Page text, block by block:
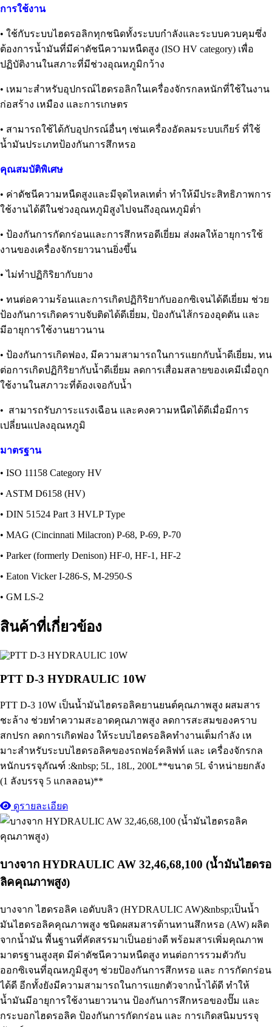
การใช้งาน
• ใช้กับระบบไฮดรอลิกทุกชนิดทั้งระบบกำลังและระบบควบคุมซึ่ง
ต้องการน้ำมันที่มีค่าดัชนีความหนืดสูง (ISO HV category) เพื่อ
ปฏิบัติงานในสภาะที่มีช่วงอุณหภูมิกว้าง
• เหมาะสำหรับอุปกรณ์ไฮดรอลิกในเครื่องจักรกลหนักที่ใช้ในงาน
ก่อสร้าง เหมือง และการเกษตร
• สามารถใช้ได้กับอุปกรณ์อื่นๆ เช่นเครื่องอัดลมระบบเกียร์ ที่ใช้
น้ำมันประเภทป้องกันการสึกหรอ
คุณสมบัติพิเศษ
• ค่าดัชนีความหนืดสูงและมีจุดไหลเทต่ำ ทำให้มีประสิทธิภาพการ
ใช้งานได้ดีในช่วงอุณหภูมิสูงไปจนถึงอุณหภูมิต่ำ
• ป้องกันการกัดกร่อนและการสึกหรอดีเยี่ยม ส่งผลให้อายุการใช้
งานของเครื่องจักรยาวนานยิ่งขึ้น
• ไม่ทำปฏิกิริยากับยาง
• ทนต่อความร้อนและการเกิดปฏิกิริยากับออกซิเจนได้ดีเยี่ยม ช่วย
ป้องกันการเกิดคราบจับติดได้ดีเยี่ยม, ป้องกันไส้กรองอุดตัน และ
มีอายุการใช้งานยาวนาน
• ป้องกันการเกิดฟอง, มีความสามารถในการแยกกับน้ำดีเยี่ยม, ทน
ต่อการเกิดปฏิกิริยากับน้ำดีเยี่ยม ลดการเสื่อมสลายของเคมีเมื่อถูก
ใช้งานในสภาวะที่ต้องเจอกับน้ำ
• สามารถรับภาระแรงเฉือน และคงความหนืดได้ดีเมื่อมีการ
เปลี่ยนแปลงอุณหภูมิ
มาตรฐาน
• ISO 11158 Category HV
• ASTM D6158 (HV)
• DIN 51524 Part 3 HVLP Type
• MAG (Cincinnati Milacron) P-68, P-69, P-70
• Parker (formerly Denison) HF-0, HF-1, HF-2
• Eaton Vicker I-286-S, M-2950-S
• GM LS-2
สินค้าที่เกี่ยวข้อง
PTT D-3 HYDRAULIC 10W
PTT D-3 10W เป็นน้ำมันไฮดรอลิคยานยนต์คุณภาพสูง ผสมสาร
ชะล้าง ช่วยทําความสะอาดคุณภาพสูง ลดการสะสมของคราบ
สกปรก ลดการเกิดฟอง ให้ระบบไฮดรอลิคทํางานเต็มกําลัง เห
มาะสําหรับระบบไฮดรอลิคของรถฟอร์คลิฟท์ และ เครื่องจักรกล
หนักบรรจุภัณฑ์ :&nbsp; 5L, 18L, 200L**ขนาด 5L จำหน่ายยกลัง
(1 ลังบรรจุ 5 แกลลอน)**
ดูรายละเอียด
บางจาก HYDRAULIC AW 32,46,68,100 (น้ำมันไฮดรอ
ลิคคุณภาพสูง)
บางจาก ไฮดรอลิค เอดับบลิว (HYDRAULIC AW)&nbsp;เป็นน้ำ
มันไฮดรอลิคคุณภาพสูง ชนิดผสมสารต้านทานสึกหรอ (AW) ผลิต
จากน้ำมัน พื้นฐานที่คัดสรรมาเป็นอย่างดี พร้อมสารเพิ่มคุณภาพ
มาตรฐานสูงสุด มีค่าดัชนีความหนืดสูง ทนต่อการรวมตัวกับ
ออกซิเจนที่อุณหภูมิสูงๆ ช่วยป้องกันการสึกหรอ และ การกัดกร่อน
ได้ดี อีกทั้งยังมีความสามารถในการแยกตัวจากน้ำได้ดี ทำให้
น้ำมันมีอายุการใช้งานยาวนาน ป้องกันการสึกหรอของปั๊ม และ
กระบอกไฮดรอลิค ป้องกันการกัดกร่อน และ การเกิดสนิมบรรจุ